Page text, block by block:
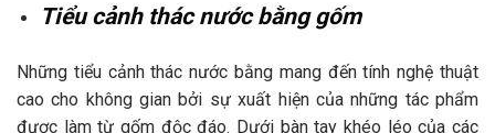
Tiểu cảnh thác nước bằng gốm
Những tiểu cảnh thác nước bằng mang đến tính nghệ thuật
cao cho không gian bởi sự xuất hiện của những tác phẩm
được làm từ gốm độc đáo. Dưới bàn tay khéo léo của các